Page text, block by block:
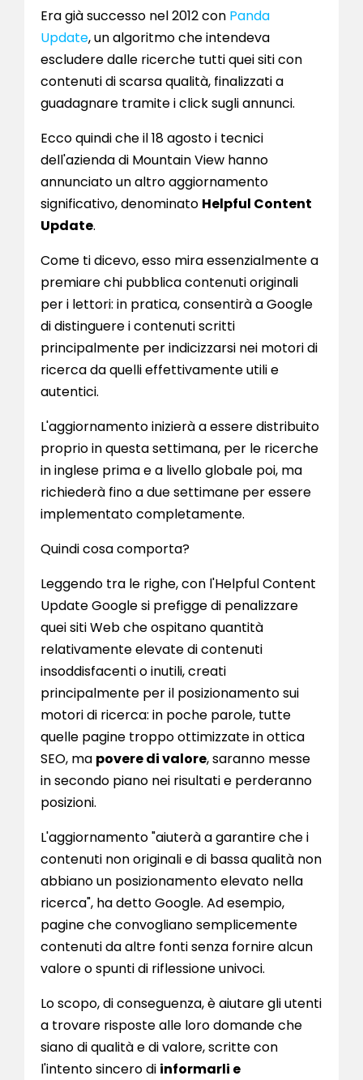
Era già successo nel 2012 con Panda
Update, un algoritmo che intendeva
escludere dalle ricerche tutti quei siti con
contenuti di scarsa qualità, finalizzati a
guadagnare tramite i click sugli annunci.
Ecco quindi che il 18 agosto i tecnici
dell'azienda di Mountain View hanno
annunciato un altro aggiornamento
significativo, denominato Helpful Content
Update.
Come ti dicevo, esso mira essenzialmente a
premiare chi pubblica contenuti originali
per i lettori: in pratica, consentirà a Google
di distinguere i contenuti scritti
principalmente per indicizzarsi nei motori di
ricerca da quelli effettivamente utili e
autentici.
L'aggiornamento inizierà a essere distribuito
proprio in questa settimana, per le ricerche
in inglese prima e a livello globale poi, ma
richiederà fino a due settimane per essere
implementato completamente.
Quindi cosa comporta?
Leggendo tra le righe, con l'Helpful Content
Update Google si prefigge di penalizzare
quei siti Web che ospitano quantità
relativamente elevate di contenuti
insoddisfacenti o inutili, creati
principalmente per il posizionamento sui
motori di ricerca: in poche parole, tutte
quelle pagine troppo ottimizzate in ottica
SEO, ma povere di valore, saranno messe
in secondo piano nei risultati e perderanno
posizioni.
L'aggiornamento "aiuterà a garantire che i
contenuti non originali e di bassa qualità non
abbiano un posizionamento elevato nella
ricerca", ha detto Google. Ad esempio,
pagine che convogliano semplicemente
contenuti da altre fonti senza fornire alcun
valore o spunti di riflessione univoci.
Lo scopo, di conseguenza, è aiutare gli utenti
a trovare risposte alle loro domande che
siano di qualità e di valore, scritte con
l'intento sincero di informarli e